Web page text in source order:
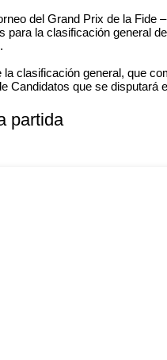
del Grand Prix de la
para la clasificación general
clasificación general, que
Candidatos que se disputará
partida